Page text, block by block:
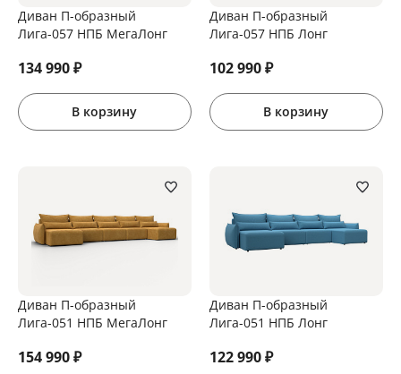
Диван П-образный
Лига-057 НПБ МегаЛонг
134 990₽
В корзину
Диван П-образный
Лига-057 НПБ Лонг
102 990₽
В корзину
Диван П-образный
Лига-051 НПБ МегаЛонг
154 990₽
Диван П-образный
Лига-051 НПБ Лонг
122 990₽